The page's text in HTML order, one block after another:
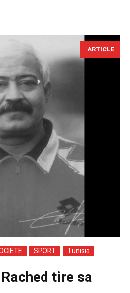
ARTICLE
SPORT Tunisie
tire sa